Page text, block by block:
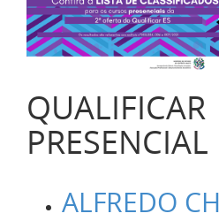
PRESENCIAL
ALFREDO